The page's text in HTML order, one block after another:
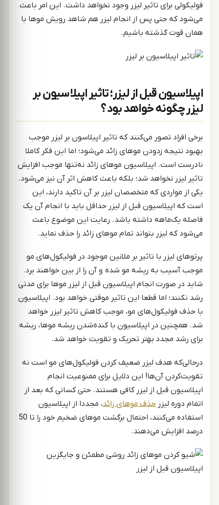
فولیکولی برای تاثیر لیزر وجود نخواهد داشت. این امر باعث
می‌شود که حتی پس از انجام لیزر هم شاهد رویش موها با
همان قوت گذشته باشیم.
اپیلاسیون قبل از لیزر؛ تاثیر‌ اپیلاسیون بر
لیزر چگونه خواهد بود؟
برخی افراد تصور می‌کنند که تاثیر اپیلاسون بر لیزر موجب
بهبود نتیجه زدودن موهای زائد می‌شود؛ اما این فکر کاملا
نادرست است. اپیلاسیون موهای زائد نه‌تنها موجب افزایش
تاثیر لیزر نخواهد شد؛ بلکه باعث کاهش اثر آن نیز می‌شود.
یکی از مواردی که متخصصان لیزر بر آن تاکید دارند، این
است که اپیلاسیون قبل از لیزر حداقل باید با انجام آن یک
فاصله یک‌ماهه داشته باشد. رعایت این موضوع باعث
می‌شود که لیزر بتواند تمام موهای زائد را حذف نماید.
پرتوهای لیزر با تاثیر بر ملانین موجود در فولیکول‌های مو
موجب آسیب به ریشه مو شده و آن را از بین خواهند برد.
شاید در صورت انجام اپیلاسیون قبل از لیزر موها برای مدتی
رشد نکنند؛ اما قطعا این تاثیر موقتی خواهد بود. اپیلاسیون
با حذف فولیکول‌های مو، موجب کاهش تاثیر لیزر خواهد
شد. همچنین در اپیلاسیون با کنده‌شدن ریشه موها، ریشه
برای رشد مجدد بهتر تحریک و تقویت خواهد شد.
درحالی‌که هدف لیزر ضعیف کردن فولیکول‌های مو است نه
تقویت‌کردن آن‌ها! این دلایل برای ممنوعیت انجام
اپیلاسیون قبل از لیزر کافی هستند. حتی کسانی که بعد از
اتمام دوره لیزر حذف موهای زائد، مجددا از اپیلاسیون
استفاده می‌کنند، احتمال برگشت موهای ضخیم خود را تا 50
درصد افزایش می‌دهند.